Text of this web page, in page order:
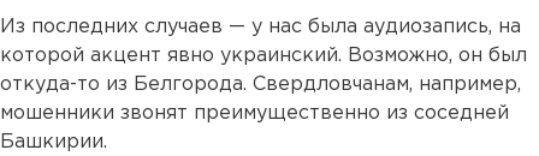
Из последних случаев — у нас была аудиозапись, на
которой акцент явно украинский. Возможно, он был
откуда-то из Белгорода. Свердловчанам, например,
мошенники звонят преимущественно из соседней
Башкирии.